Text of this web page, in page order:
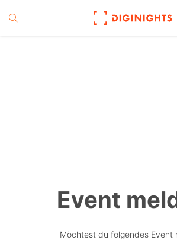
Event
Möchtest du folgendes Event